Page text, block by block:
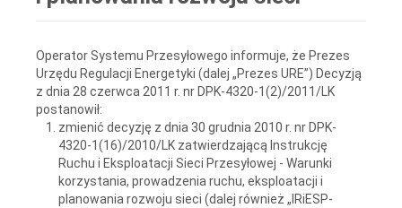
Operator Systemu Przesyłowego informuje, że Prezes
Urzędu Regulacji Energetyki (dalej „Prezes URE”) Decyzją
z dnia 28 czerwca 2011 r. nr DPK-4320-1(2)/2011/LK
postanowił:
zmienić decyzję z dnia 30 grudnia 2010 r. nr DPK-
4320-1(16)/2010/LK zatwierdzającą Instrukcję
Ruchu i Eksploatacji Sieci Przesyłowej - Warunki
korzystania, prowadzenia ruchu, eksploatacji i
planowania rozwoju sieci (dalej również „IRiESP-